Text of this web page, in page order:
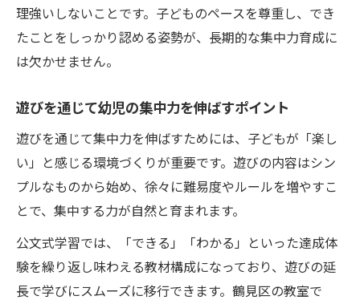
理強いしないことです。子どものペースを尊重し、でき
たことをしっかり認める姿勢が、長期的な集中力育成に
は欠かせません。
遊びを通じて幼児の集中力を伸ばすポイント
遊びを通じて集中力を伸ばすためには、子どもが「楽し
い」と感じる環境づくりが重要です。遊びの内容はシン
プルなものから始め、徐々に難易度やルールを増やすこ
とで、集中する力が自然と育まれます。
公文式学習では、「できる」「わかる」といった達成体
験を繰り返し味わえる教材構成になっており、遊びの延
長で学びにスムーズに移行できます。鶴見区の教室で